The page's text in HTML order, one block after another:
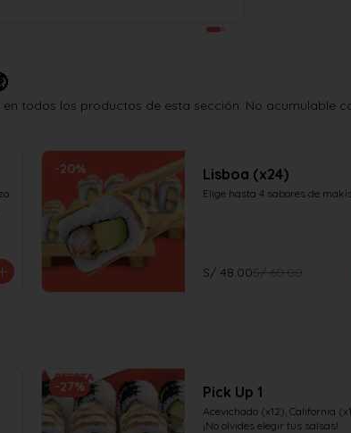
todos los productos de esta sección. No acumulable
-20% Lisboa (x24)
Elige hasta 4 sabores de
S/ 48.00S/ 60.00
-27% Pick Up 1
Acevichado (x12), California
¡No olvides elegir tus salsas!